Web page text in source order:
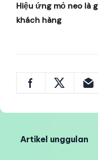
Hiệu ứng mỏ neo là
khách hàng
Artikel unggulan